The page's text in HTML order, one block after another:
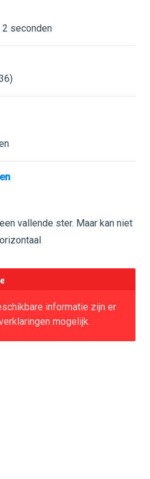
seconden
vallende ster. Maar kan niet
informatie zijn er
mogelijk.